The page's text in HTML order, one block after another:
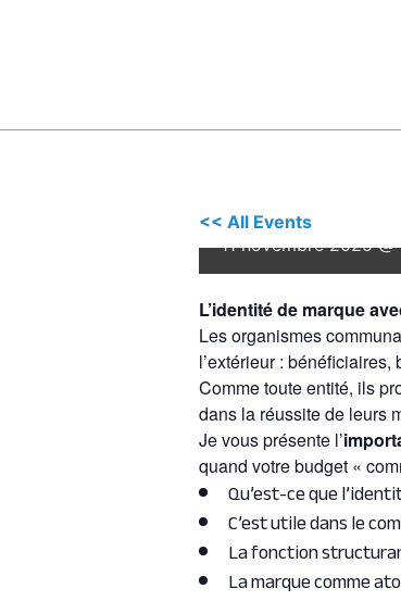
<< All Events
Grand
Frey
11 novembre 2025
L’identité de marque
Les organismes
l’extérieur :
Comme toute entité, ils
dans la réussite de leurs
Je vous présente l’
quand votre budget «
Qu’est-ce que
C’est utile dans le
La fonction
La marque comme